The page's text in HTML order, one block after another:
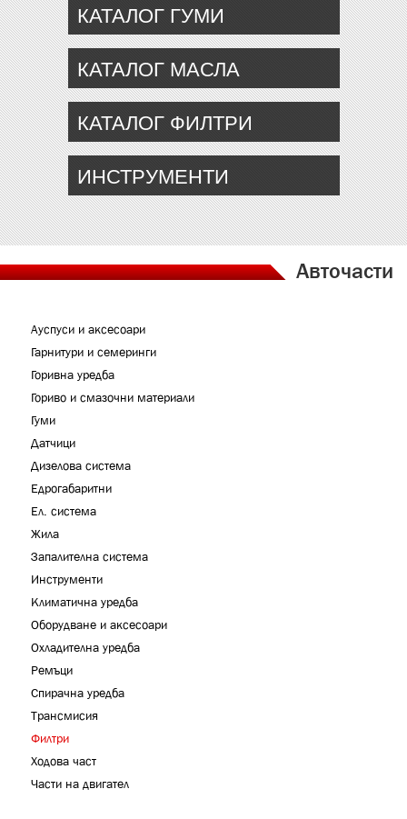
КАТАЛОГ ГУМИ
КАТАЛОГ МАСЛА
КАТАЛОГ ФИЛТРИ
ИНСТРУМЕНТИ
Авточасти
Ауспуси и аксесоари
Гарнитури и семеринги
Горивна уредба
Гориво и смазочни материали
Гуми
Датчици
Дизелова система
Едрогабаритни
Ел. система
Жила
Запалителна система
Инструменти
Климатична уредба
Оборудване и аксесоари
Охладителна уредба
Ремъци
Спирачна уредба
Трансмисия
Филтри
Ходова част
Части на двигател